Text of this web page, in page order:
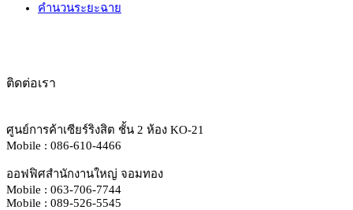
คำนวนระยะฉาย
ติดต่อเรา
ศูนย์การค้าเซียร์ริงสิต ชั้น 2 ห้อง KO-21
Mobile : 086-610-4466
ออฟฟิศสำนักงานใหญ่ จอมทอง
Mobile : 063-706-7744
Mobile : 089-526-5545